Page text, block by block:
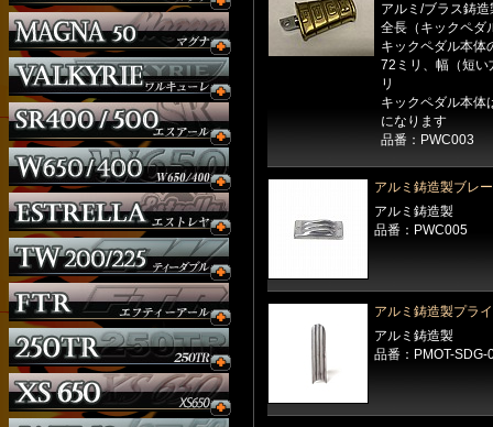
アルミ/ブラス鋳造
全長（キックペダ
キックペダル本体
72ミリ、幅（短
リ
キックペダル本体
になります
品番：PWC003
アルミ鋳造製ブレ
アルミ鋳造製
品番：PWC005
アルミ鋳造製プラ
アルミ鋳造製
品番：PMOT-SDG-